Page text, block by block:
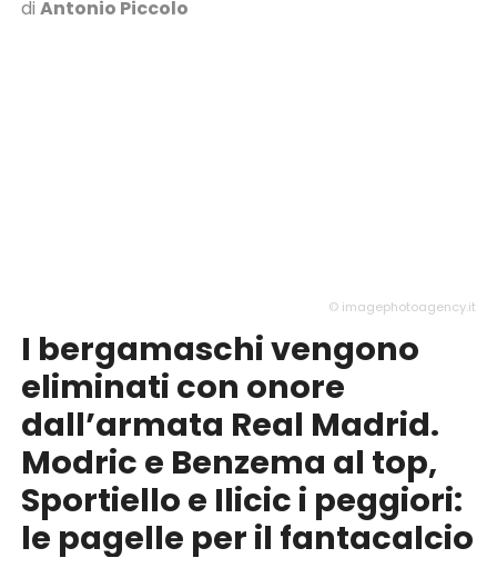
di Antonio Piccolo
© imagephotoagency.it
I bergamaschi vengono
eliminati con onore
dall’armata Real Madrid.
Modric e Benzema al top,
Sportiello e Ilicic i peggiori:
le pagelle per il fantacalcio